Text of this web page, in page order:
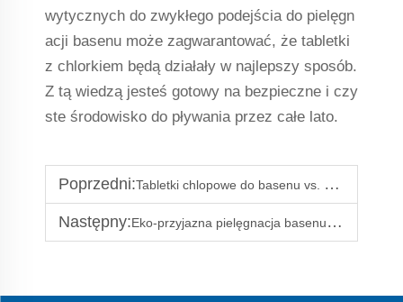
wytycznych do zwykłego podejścia do pielęgn
acji basenu może zagwarantować, że tabletki
z chlorkiem będą działały w najlepszy sposób.
Z tą wiedzą jesteś gotowy na bezpieczne i czy
ste środowisko do pływania przez całe lato.
Poprzedni:Tabletki chlорowe do basenu vs. ciekły chlor: zalety i wady
Następny:Eko-przyjazna pielęgnacja basenu: alternatywy dla tradycyjnych tabletek z chlorem